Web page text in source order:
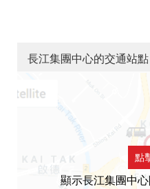
長江集團中心的交通站點
點
顯示長江集團中